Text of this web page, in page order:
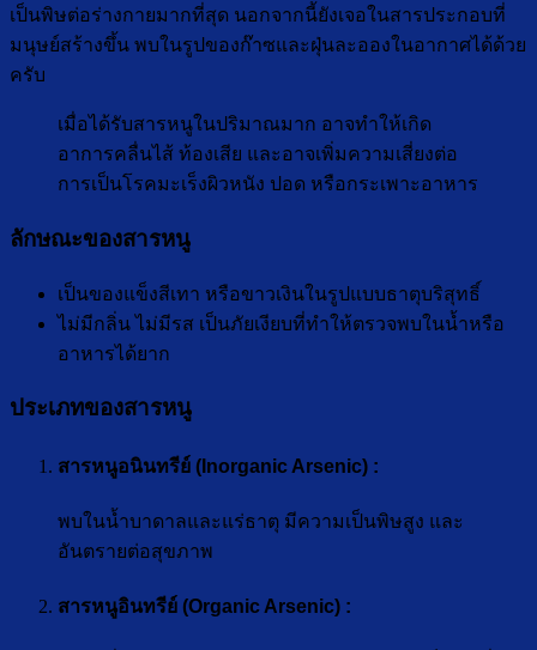
เป็นพิษต่อร่างกายมากที่สุด นอกจากนี้ยังเจอในสารประกอบที่
มนุษย์สร้างขึ้น พบในรูปของก๊าซและฝุ่นละอองในอากาศได้ด้วย
ครับ
เมื่อได้รับสารหนูในปริมาณมาก อาจทำให้เกิด
อาการคลื่นไส้ ท้องเสีย และอาจเพิ่มความเสี่ยงต่อ
การเป็นโรคมะเร็งผิวหนัง ปอด หรือกระเพาะอาหาร
ลักษณะของสารหนู
เป็นของแข็งสีเทา หรือขาวเงินในรูปแบบธาตุบริสุทธิ์
ไม่มีกลิ่น ไม่มีรส เป็นภัยเงียบที่ทำให้ตรวจพบในน้ำหรือ
อาหารได้ยาก
ประเภทของสารหนู
สารหนูอนินทรีย์ ( Inorganic Arsenic) :
พบในน้ำบาดาลและแร่ธาตุ มีความเป็นพิษสูง และ
อันตรายต่อสุขภาพ
สารหนูอินทรีย์ (Organic Arsenic) :